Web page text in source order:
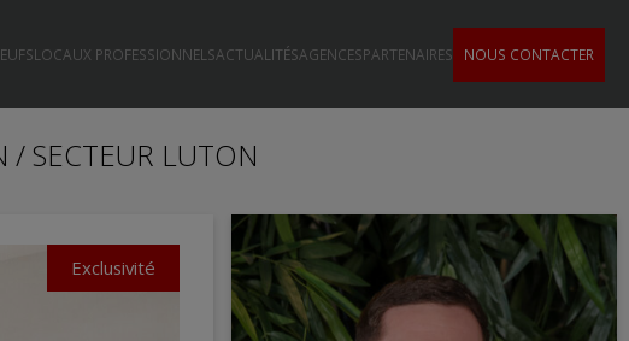
LOCAUX PROFESSIONNELSACTUALITÉSAGENCESPARTENAIRES NOUS CONTACTER
/ SECTEUR LUTON
Exclusivité